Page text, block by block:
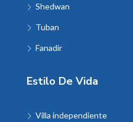
Shedwan
Tuban
Fanadir
Estilo De Vida
Villa independiente